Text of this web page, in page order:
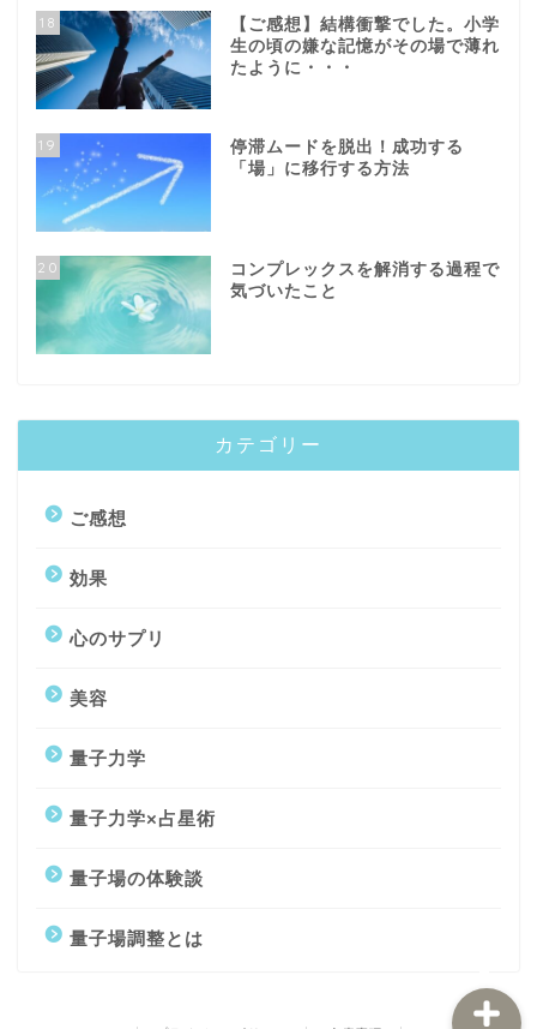
18
【ご感想】結構衝撃でした。小学
生の頃の嫌な記憶がその場で薄れ
たように・・・
19
停滞ムードを脱出！成功する
「場」に移行する方法
20
コンプレックスを解消する過程で
気づいたこと
カテゴリー
ご感想
効果
心のサプリ
美容
量子力学
量子力学×占星術
量子場の体験談
量子場調整とは